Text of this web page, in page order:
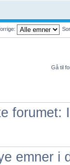
Gå til
emner i